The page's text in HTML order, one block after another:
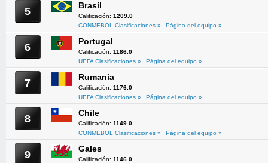
5 Brasil
Calificación: 1209.0
CONMEBOL Clasificaciones »
Página del equipo »
6 Portugal
Calificación: 1186.0
UEFA Clasificaciones »
Página del equipo »
7 Rumania
Calificación: 1176.0
UEFA Clasificaciones »
Página del equipo »
8 Chile
Calificación: 1149.0
CONMEBOL Clasificaciones »
Página del equipo »
9 Gales
Calificación: 1146.0